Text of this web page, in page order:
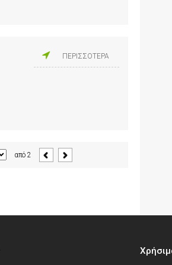
ΠΕΡΙΣΣΟΤΕΡΑ
από 2